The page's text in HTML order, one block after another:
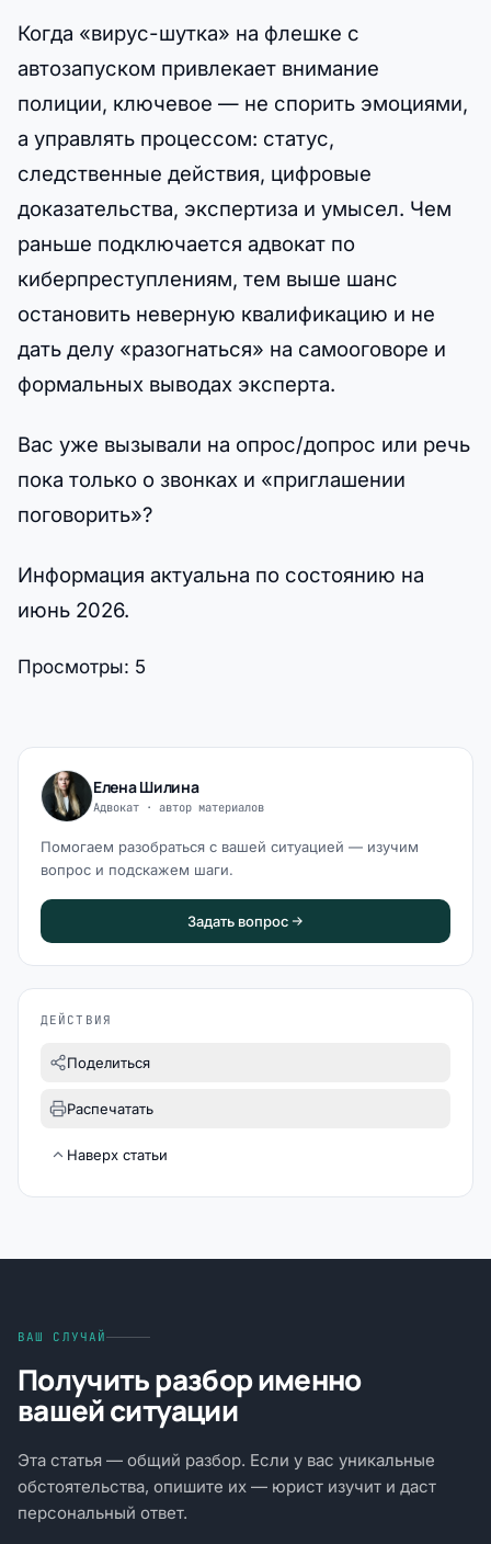
Когда «вирус-шутка» на флешке с
автозапуском привлекает внимание
полиции, ключевое — не спорить эмоциями,
а управлять процессом: статус,
следственные действия, цифровые
доказательства, экспертиза и умысел. Чем
раньше подключается адвокат по
киберпреступлениям, тем выше шанс
остановить неверную квалификацию и не
дать делу «разогнаться» на самооговоре и
формальных выводах эксперта.
Вас уже вызывали на опрос/допрос или речь
пока только о звонках и «приглашении
поговорить»?
Информация актуальна по состоянию на
июнь 2026.
Просмотры: 5
Елена Шилина
Адвокат · автор материалов
Помогаем разобраться с вашей ситуацией — изучим
вопрос и подскажем шаги.
Задать вопрос
ДЕЙСТВИЯ
Поделиться
Распечатать
Наверх статьи
ВАШ СЛУЧАЙ
Получить разбор именно
вашей ситуации
Эта статья — общий разбор. Если у вас уникальные
обстоятельства, опишите их — юрист изучит и даст
персональный ответ.